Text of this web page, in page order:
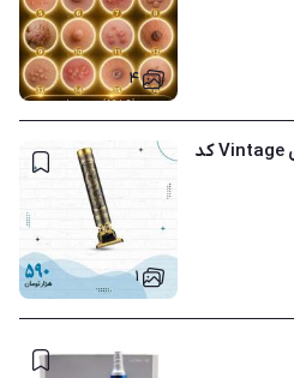
۴
۱
ماشین اصلاح و خط زن حرفه ای Vintage کد